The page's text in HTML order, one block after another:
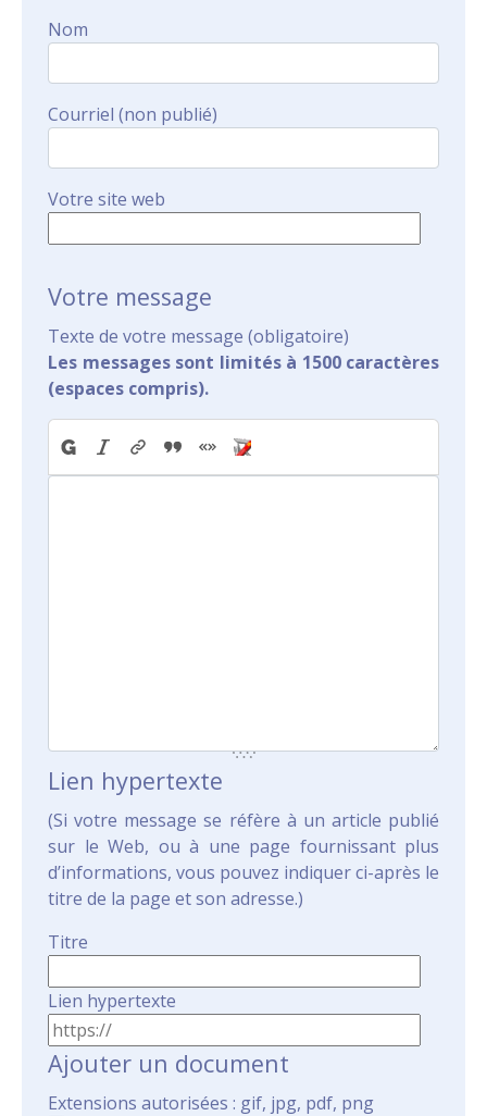
Nom
Courriel (non publié)
Votre site web
Votre message
Texte de votre message (obligatoire)
Les messages sont limités à 1500 caractères
(espaces compris).
Lien hypertexte
(Si votre message se réfère à un article publié
sur le Web, ou à une page fournissant plus
d’informations, vous pouvez indiquer ci-après le
titre de la page et son adresse.)
Titre
Lien hypertexte
Ajouter un document
Extensions autorisées : gif, jpg, pdf, png